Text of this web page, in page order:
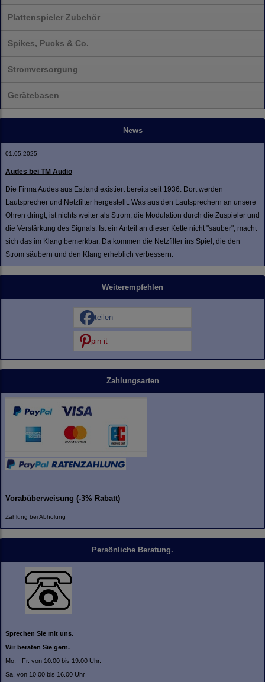
Plattenspieler Zubehör
Spikes, Pucks & Co.
Stromversorgung
Gerätebasen
News
01.05.2025
Audes bei TM Audio
Die Firma Audes aus Estland existiert bereits seit 1936. Dort werden
Lautsprecher und Netzfilter hergestellt. Was aus den Lautsprechern an unsere
Ohren dringt, ist nichts weiter als Strom, die Modulation durch die Zuspieler und
die Verstärkung des Signals. Ist ein Anteil an dieser Kette nicht "sauber", macht
sich das im Klang bemerkbar. Da kommen die Netzfilter ins Spiel, die den
Strom säubern und den Klang erheblich verbessern.
Weiterempfehlen
teilen
pin it
Zahlungsarten
Vorabüberweisung (-3% Rabatt)
Zahlung bei Abholung
Persönliche Beratung.
Sprechen Sie mit uns.
Wir beraten Sie gern.
Mo. - Fr. von 10.00 bis 19.00 Uhr.
Sa. von 10.00 bis 16.00 Uhr